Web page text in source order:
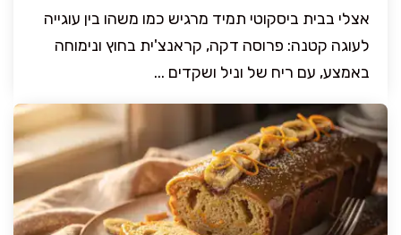
אצלי בבית ביסקוטי תמיד מרגיש כמו משהו בין עוגייה
לעוגה קטנה: פרוסה דקה, קראנצ'ית בחוץ ונימוחה
באמצע, עם ריח של וניל ושקדים ...